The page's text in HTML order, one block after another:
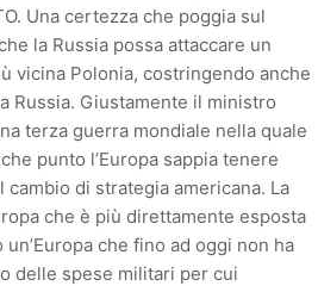
Una certezza che poggia sul
la Russia possa attaccare un
vicina Polonia, costringendo anche
Russia. Giustamente il ministro
terza guerra mondiale nella quale
punto l’Europa sappia tenere
di strategia americana. La
che è più direttamente esposta
che fino ad oggi non ha
delle spese militari per cui